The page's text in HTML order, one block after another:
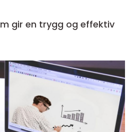
gir en trygg og effektiv